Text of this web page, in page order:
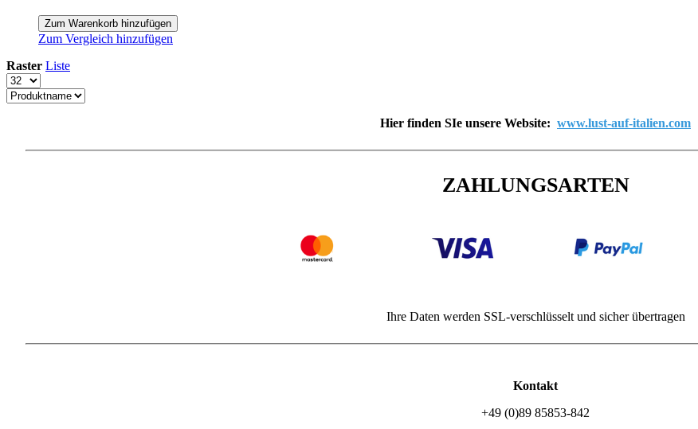
Zum Warenkorb hinzufügen
Zum Vergleich hinzufügen
Raster Liste
Hier finden SIe unsere Website: www.lust-auf-italien.com
ZAHLUNGSARTEN
Ihre Daten werden SSL-verschlüsselt und sicher übertragen
Kontakt
+49 (0)89 85853-842